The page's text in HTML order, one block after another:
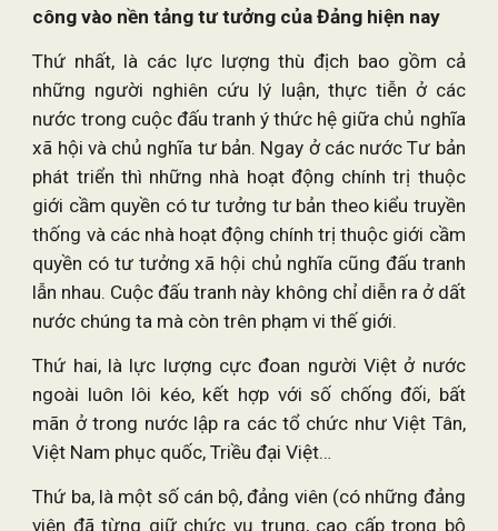
công vào nền tảng tư tưởng của Đảng hiện nay
Thứ nhất, là các lực lượng thù địch bao gồm cả
những người nghiên cứu lý luận, thực tiễn ở các
nước trong cuộc đấu tranh ý thức hệ giữa chủ nghĩa
xã hội và chủ nghĩa tư bản. Ngay ở các nước Tư bản
phát triển thì những nhà hoạt động chính trị thuộc
giới cầm quyền có tư tưởng tư bản theo kiểu truyền
thống và các nhà hoạt động chính trị thuộc giới cầm
quyền có tư tưởng xã hội chủ nghĩa cũng đấu tranh
lẫn nhau. Cuộc đấu tranh này không chỉ diễn ra ở dất
nước chúng ta mà còn trên phạm vi thế giới.
Thứ hai, là lực lượng cực đoan người Việt ở nước
ngoài luôn lôi kéo, kết hợp với số chống đối, bất
mãn ở trong nước lập ra các tổ chức như Việt Tân,
Việt Nam phục quốc, Triều đại Việt…
Thứ ba, là một số cán bộ, đảng viên (có những đảng
viên đã từng giữ chức vụ trung, cao cấp trong bộ